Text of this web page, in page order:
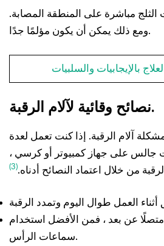
مباشرة على المنطقة المصابة.
ومع ذلك يمكن أن يكون مؤلمًا جدًا.
بالإيجابيات والسلبيات
نصائح وقائية لآلام الرقبة.
آلام الرقبة. إذا كنت تعمل لعدة
جالس على جهاز كمبيوتر أو كرسي ،
من خلال اعتماد النصائح أدناه.(3)
متصلًا عن بعد ، فمن الأفضل استخدام
سماعات الرأس.